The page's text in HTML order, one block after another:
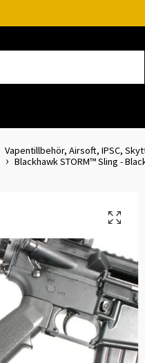
Vapentillbehör, Airsoft, IPSC,
Blackhawk STORM™ Sling -